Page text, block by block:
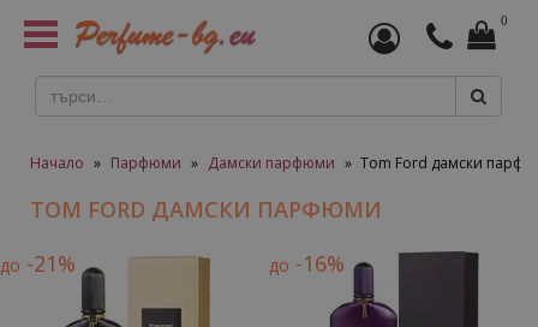
Toggle
navigation
0
Начало » Парфюми » Дамски парфюми » Tom Ford дамски
TOM FORD ДАМСКИ ПАРФЮМИ
до -21% до -16%